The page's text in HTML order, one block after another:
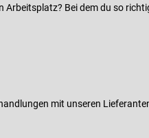
Arbeitsplatz? Bei dem du so
mit unseren